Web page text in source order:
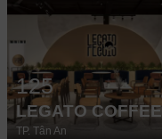
125
LEGATO COFFEE
TP. Tân An